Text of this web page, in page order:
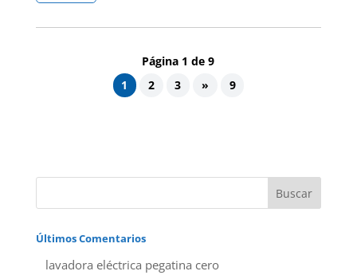
Página 1 de 9
1
2 3 » 9
Últimos Comentarios
lavadora eléctrica pegatina cero